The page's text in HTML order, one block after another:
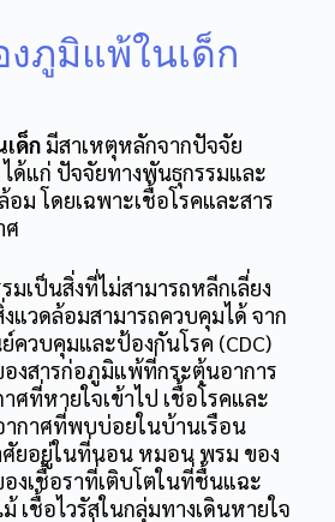
งภูมิแพ้ในเด็ก
ด็กมีสาเหตุหลักจากปัจจัย
ด้แก่ ปัจจัยทางพันธุกรรมและ
ม โดยเฉพาะเชื้อโรคและสาร
ศ
มเป็นสิ่งที่ไม่สามารถหลีกเลี่ยง
แวดล้อมสามารถควบคุมได้ จาก
ควบคุมและป้องกันโรค (CDC)
องสารก่อภูมิแพ้ที่กระตุ้นอาการ
ศที่หายใจเข้าไป เชื้อโรคและ
กาศที่พบบ่อยในบ้านเรือน
ศัยอยู่ในที่นอน หมอน พรม ของ
งเชื้อราที่เติบโตในที่ชื้นแฉะ
เชื้อไวรัสในกลุ่มทางเดินหายใจ